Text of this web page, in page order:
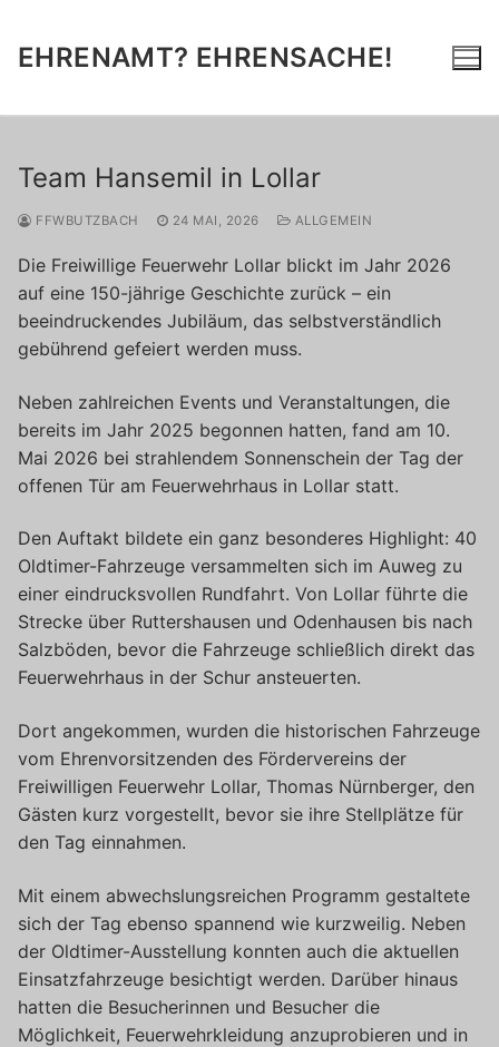
springen
EHRENAMT? EHRENSACHE!
Team Hansemil in Lollar
FFWBUTZBACH 24 MAI, 2026 ALLGEMEIN
Die Freiwillige Feuerwehr Lollar blickt im Jahr 2026
auf eine 150-jährige Geschichte zurück – ein
beeindruckendes Jubiläum, das selbstverständlich
gebührend gefeiert werden muss.
Neben zahlreichen Events und Veranstaltungen, die
bereits im Jahr 2025 begonnen hatten, fand am 10.
Mai 2026 bei strahlendem Sonnenschein der Tag der
offenen Tür am Feuerwehrhaus in Lollar statt.
Den Auftakt bildete ein ganz besonderes Highlight: 40
Oldtimer-Fahrzeuge versammelten sich im Auweg zu
einer eindrucksvollen Rundfahrt. Von Lollar führte die
Strecke über Ruttershausen und Odenhausen bis nach
Salzböden, bevor die Fahrzeuge schließlich direkt das
Feuerwehrhaus in der Schur ansteuerten.
Dort angekommen, wurden die historischen Fahrzeuge
vom Ehrenvorsitzenden des Fördervereins der
Freiwilligen Feuerwehr Lollar, Thomas Nürnberger, den
Gästen kurz vorgestellt, bevor sie ihre Stellplätze für
den Tag einnahmen.
Mit einem abwechslungsreichen Programm gestaltete
sich der Tag ebenso spannend wie kurzweilig. Neben
der Oldtimer-Ausstellung konnten auch die aktuellen
Einsatzfahrzeuge besichtigt werden. Darüber hinaus
hatten die Besucherinnen und Besucher die
Möglichkeit, Feuerwehrkleidung anzuprobieren und in